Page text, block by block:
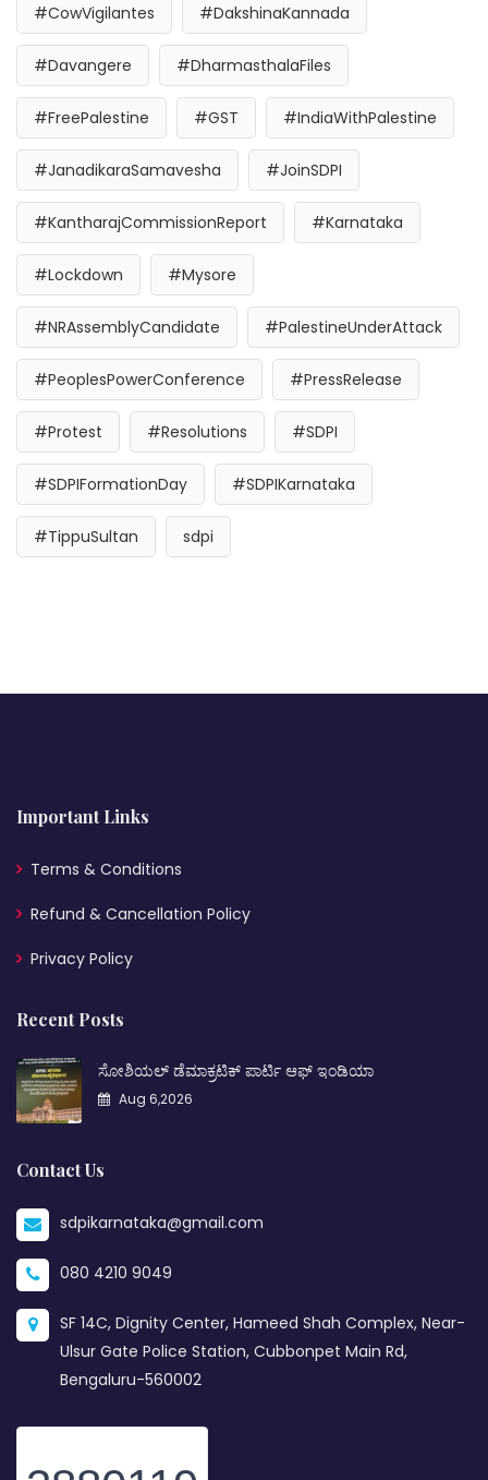
#CowVigilantes #DakshinaKannada
#Davangere #DharmasthalaFiles
#FreePalestine #GST #IndiaWithPalestine
#JanadikaraSamavesha #JoinSDPI
#KantharajCommissionReport #Karnataka
#Lockdown #Mysore
#NRAssemblyCandidate #PalestineUnderAttack
#PeoplesPowerConference #PressRelease
#Protest #Resolutions #SDPI
#SDPIFormationDay #SDPIKarnataka
#TippuSultan sdpi
Important Links
Terms & Conditions
Refund & Cancellation Policy
Privacy Policy
Recent Posts
ಸೋಶಿಯಲ್ ಡೆಮಾಕ್ರಟಿಕ್ ಪಾರ್ಟಿ ಆಫ್ ಇಂಡಿಯಾ
Aug 6,2026
Contact Us
sdpikarnataka@gmail.com
080 4210 9049
SF 14C, Dignity Center, Hameed Shah Complex, Near-
Ulsur Gate Police Station, Cubbonpet Main Rd,
Bengaluru-560002